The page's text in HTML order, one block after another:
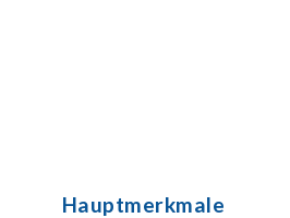
Hauptmerkmale